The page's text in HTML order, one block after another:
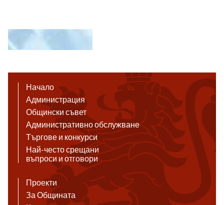
Начало
Администрация
Общински съвет
Административно обслужване
Търгове и конкурси
Най-често срещани
въпроси и отговори
Проекти
За Общината